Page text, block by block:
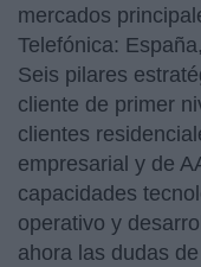
mercados
Telefónica:
Seis pilares
cliente de primer
clientes
empresarial y de
capacidades
operativo y
ahora las dudas